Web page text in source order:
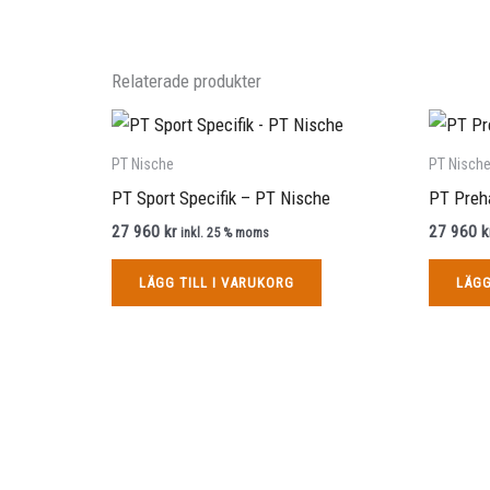
Relaterade produkter
PT Nische
PT Sport Specifik – PT Nische
27 960 kr inkl. 25 % moms
LÄGG TILL I VARUKORG
PT Nische
PT
27 960